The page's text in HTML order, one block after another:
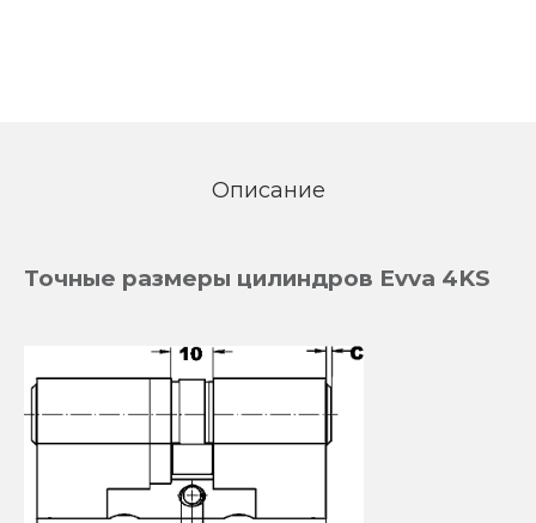
Описание
Точные размеры цилиндров Evva 4KS